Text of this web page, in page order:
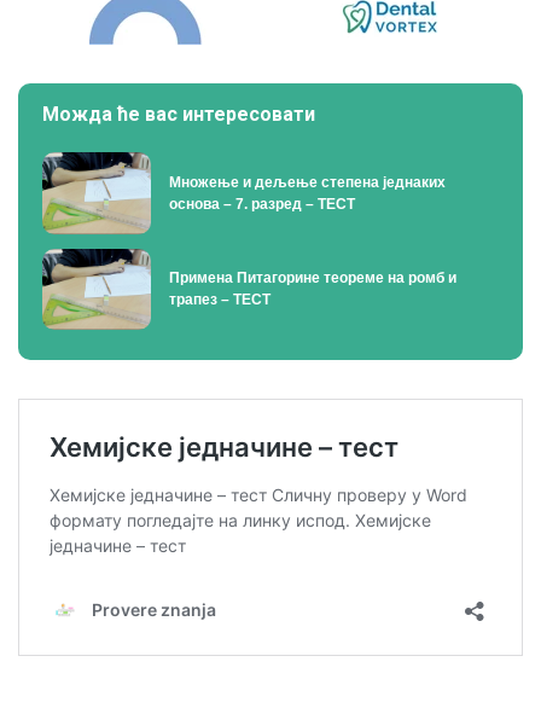
Можда ће вас интересовати
Множење и дељење степена једнаких
основа – 7. разред – ТЕСТ
Примена Питагорине теореме на ромб и
трапез – ТЕСТ